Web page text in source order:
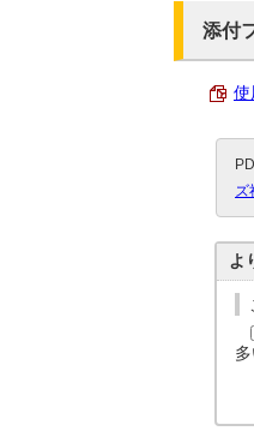
添付
使
ズ
よ